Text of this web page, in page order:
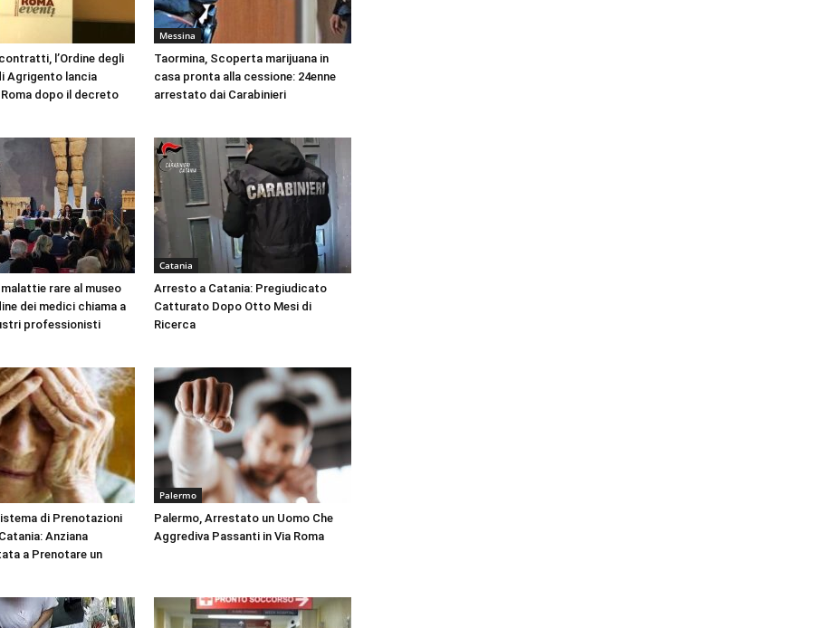
l’Ordine degli
Agrigento lancia
Roma dopo il decreto
Messina
Taormina, Scoperta marijuana in
casa pronta alla cessione: 24enne
arrestato dai Carabinieri
rare al museo
dei medici chiama a
professionisti
Catania
Arresto a Catania: Pregiudicato
Catturato Dopo Otto Mesi di
Ricerca
di Prenotazioni
Anziana
a Prenotare un
Palermo
Palermo, Arrestato un Uomo Che
Aggrediva Passanti in Via Roma